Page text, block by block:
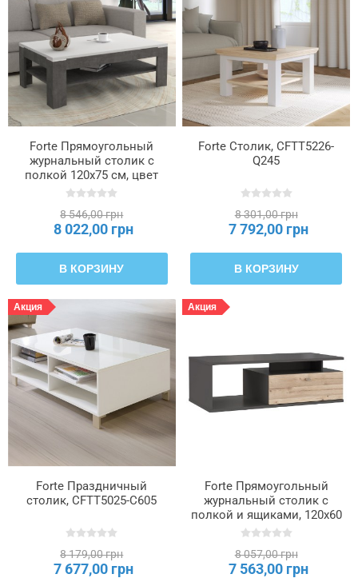
Forte Прямоугольный
журнальный столик с
полкой 120x75 см, цвет
«бетон/белый», SVOT22-
8 546,00 грн
8 022,00 грн
В КОРЗИНУ
Forte Столик, CFTT5226-
Q245
8 301,00 грн
7 792,00 грн
В КОРЗИНУ
Акция
Forte Праздничный
столик, CFTT5025-C605
8 179,00 грн
7 677,00 грн
Акция
Forte Прямоугольный
журнальный столик с
полкой и ящиками, 120x60
см, Como, цвет «Графит»/
C175
8 057,00 грн
7 563,00 грн